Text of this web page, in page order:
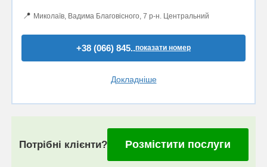
📍 Миколаїв, Вадима Благовісного, 7 р-н. Центральний
+38 (066) 845..показати номер
Докладніше
Потрібні клієнти? Розмістити послуги